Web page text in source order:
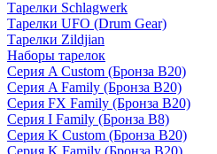
Тарелки Schlagwerk
Тарелки UFO (Drum Gear)
Тарелки Zildjian
Наборы тарелок
Серия A Custom (Бронза B20)
Серия A Family (Бронза B20)
Серия FX Family (Бронза B20)
Серия I Family (Бронза B8)
Серия K Custom (Бронза B20)
Серия K Family (Бронза B20)